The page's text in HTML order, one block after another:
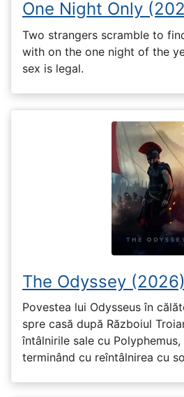
One Night Only
Two strangers scramble to
with on the one night of the
sex is legal.
The Odyssey (2026)
Povestea lui Odysseus în
spre casă după Războiul
întâlnirile sale cu Polyphemus,
terminând cu reîntâlnirea cu